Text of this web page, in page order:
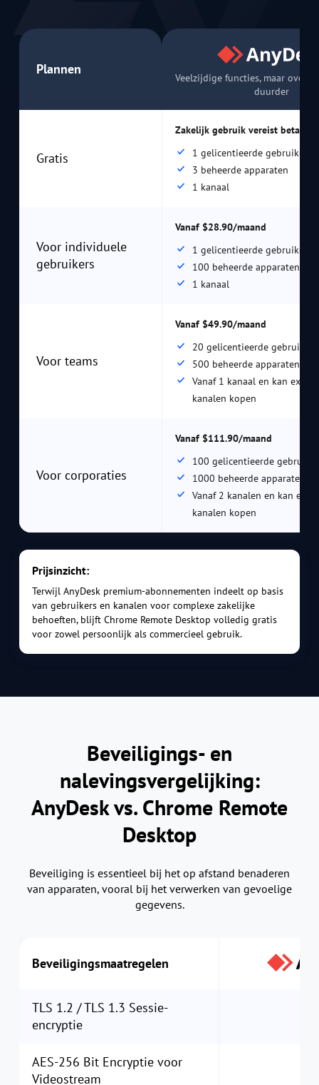
Plannen
Veelzijdige functies, maar over
duurder
Gratis
Zakelijk gebruik vereist betaling
1 gelicentieerde gebruiker
3 beheerde apparaten
1 kanaal
Voor individuele
gebruikers
Vanaf $28.90/maand
1 gelicentieerde gebruiker
100 beheerde apparaten
1 kanaal
Voor teams
Vanaf $49.90/maand
20 gelicentieerde gebruikers
500 beheerde apparaten
Vanaf 1 kanaal en kan extra
kanalen kopen
Voor corporaties
Vanaf $111.90/maand
100 gelicentieerde
1000 beheerde apparaten
Vanaf 2 kanalen en kan
kanalen kopen
Prijsinzicht:
Terwijl AnyDesk premium-abonnementen indeelt op basis
van gebruikers en kanalen voor complexe zakelijke
behoeften, blijft Chrome Remote Desktop volledig gratis
voor zowel persoonlijk als commercieel gebruik.
Beveiligings- en
nalevingsvergelijking:
AnyDesk vs. Chrome Remote
Desktop
Beveiliging is essentieel bij het op afstand benaderen
van apparaten, vooral bij het verwerken van gevoelige
gegevens.
Beveiligingsmaatregelen
TLS 1.2 / TLS 1.3 Sessie-
encryptie
AES-256 Bit Encryptie voor
Videostream